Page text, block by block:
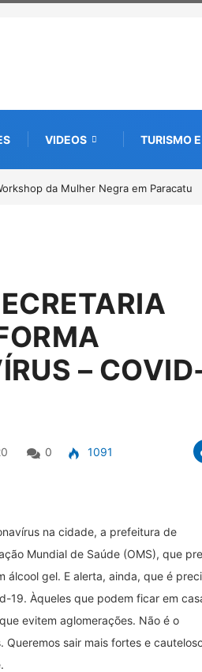
VIDEOS TURISMO
da Mulher Negra em Paracatu
–
0 1091
na cidade, a prefeitura de
Mundial de Saúde (OMS), que
álcool gel. E alerta, ainda, que é
19. Àqueles que podem ficar em
evitem aglomerações. Não é o
sair mais fortes e